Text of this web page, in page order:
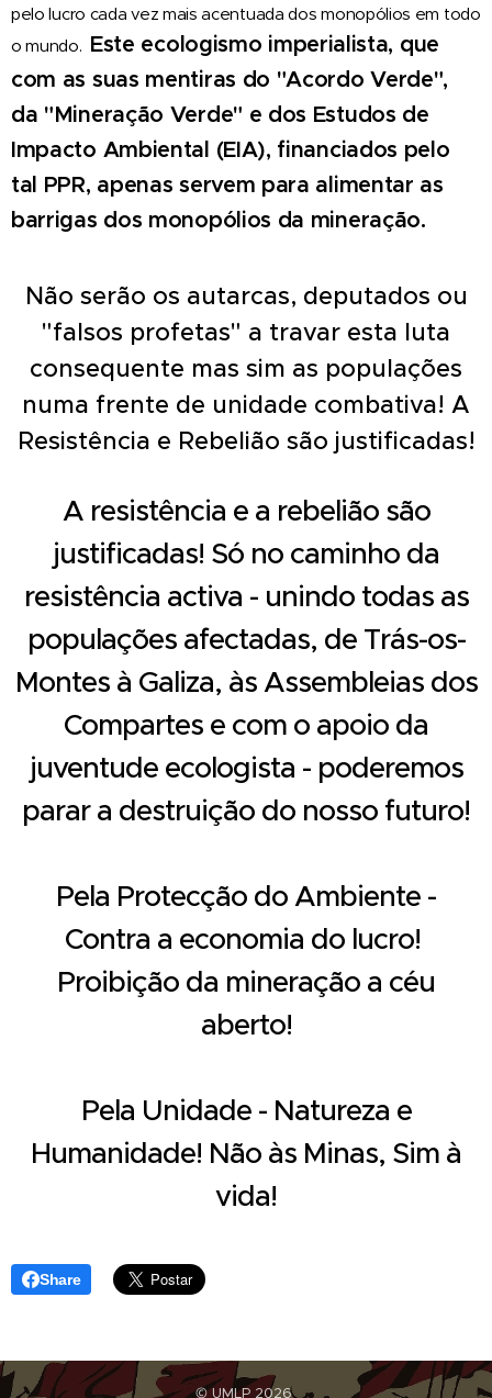
pelo lucro cada vez mais acentuada dos monopólios em todo
o mundo. Este ecologismo imperialista, que
com as suas mentiras do "Acordo Verde",
da "Mineração Verde" e dos Estudos de
Impacto Ambiental (EIA), financiados pelo
tal PPR, apenas servem para alimentar as
barrigas dos monopólios da mineração.
Não serão os autarcas, deputados ou
"falsos profetas" a travar esta luta
consequente mas sim as populações
numa frente de unidade combativa! A
Resistência e Rebelião são justificadas!
A resistência e a rebelião são
justificadas! Só no caminho da
resistência activa - unindo todas as
populações afectadas, de Trás-os-
Montes à Galiza, às Assembleias dos
Compartes e com o apoio da
juventude ecologista - poderemos
parar a destruição do nosso futuro!
Pela Protecção do Ambiente -
Contra a economia do lucro!
Proibição da mineração a céu
aberto!
Pela Unidade - Natureza e
Humanidade! Não às Minas, Sim à
vida!
Share
© UMLP 2026